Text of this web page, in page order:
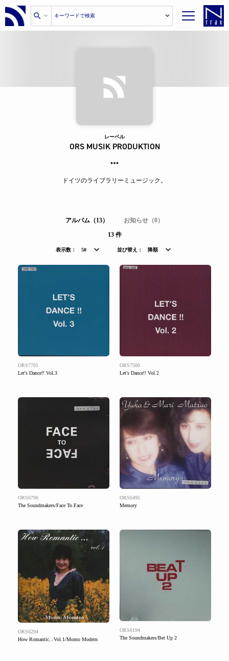
レーベル
ORS MUSIK PRODUKTION
ドイツのライブラリーミュージック。
アルバム（13）
お知らせ（0）
13 件
表示数： 50 並び替え： 降順
ORS7701
Let's Dance!! Vol.3
ORS7500
Let's Dance!! Vol.2
ORS6796
The Soundmakers/Face To Face
ORS6495
Memory
ORS6294
How Romantic...Vol.1/Momo Modern
ORS6194
The Soundmakers/Bet Up 2